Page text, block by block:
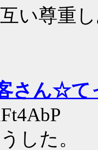
い尊重
さん☆て
した。